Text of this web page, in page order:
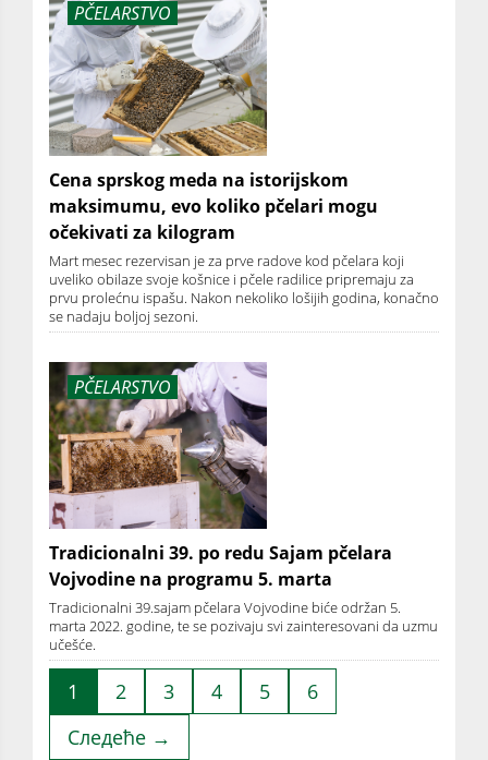
PČELARSTVO
Cena sprskog meda na istorijskom
maksimumu, evo koliko pčelari mogu
očekivati za kilogram
Mart mesec rezervisan je za prve radove kod pčelara koji
uveliko obilaze svoje košnice i pčele radilice pripremaju za
prvu prolećnu ispašu. Nakon nekoliko lošijih godina, konačno
se nadaju boljoj sezoni.
PČELARSTVO
Tradicionalni 39. po redu Sajam pčelara
Vojvodine na programu 5. marta
Tradicionalni 39.sajam pčelara Vojvodine biće održan 5.
marta 2022. godine, te se pozivaju svi zainteresovani da uzmu
učešće.
1 2 3 4 5
6
Следеће →